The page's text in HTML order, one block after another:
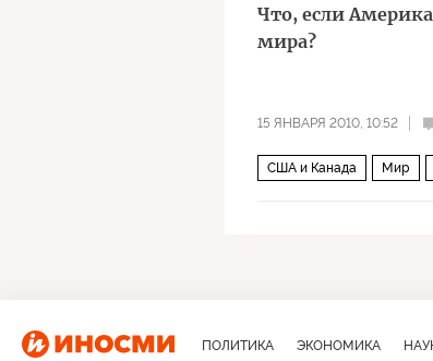
Что, если
мира?
15 ЯНВАРЯ 2010, 10:52
США и Канада Мир
ПОЛИТИКА ЭКОНОМИКА